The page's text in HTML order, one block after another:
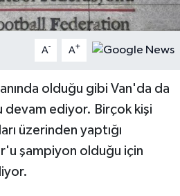
A- A+
olduğu gibi Van'da da
devam ediyor. Birçok kişi
üzerinden yaptığı
şampiyon olduğu için